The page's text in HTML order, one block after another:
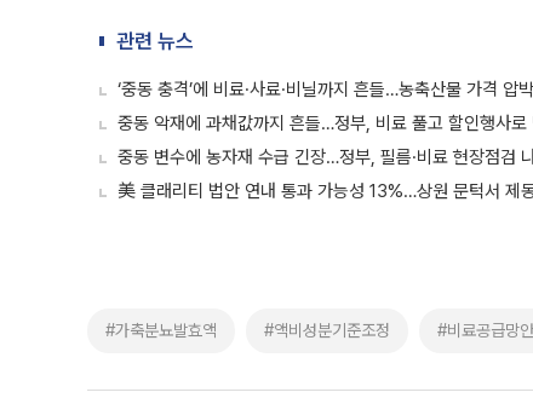
관련 뉴스
‘중동 충격’에 비료·사료·비닐까지 흔들…농축산물 가격
중동 악재에 과채값까지 흔들…정부, 비료 풀고 할인행사로
중동 변수에 농자재 수급 긴장…정부, 필름·비료 현장점검
美 클래리티 법안 연내 통과 가능성 13%…상원 문턱서 제
#가축분뇨발효액 #액비성분기준조정 #비료공급망